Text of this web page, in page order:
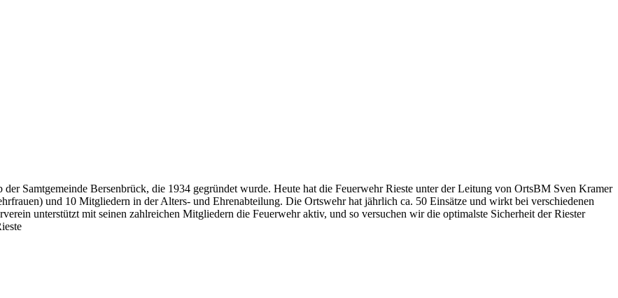
Samtgemeinde Bersenbrück, die 1934 gegründet wurde. Heute hat die Feuerwehr Rieste unter der Leitung von OrtsBM Sven Kramer
und 10 Mitgliedern in der Alters- und Ehrenabteilung. Die Ortswehr hat jährlich ca. 50 Einsätze und wirkt bei verschiedenen
unterstützt mit seinen zahlreichen Mitgliedern die Feuerwehr aktiv, und so versuchen wir die optimalste Sicherheit der Riester